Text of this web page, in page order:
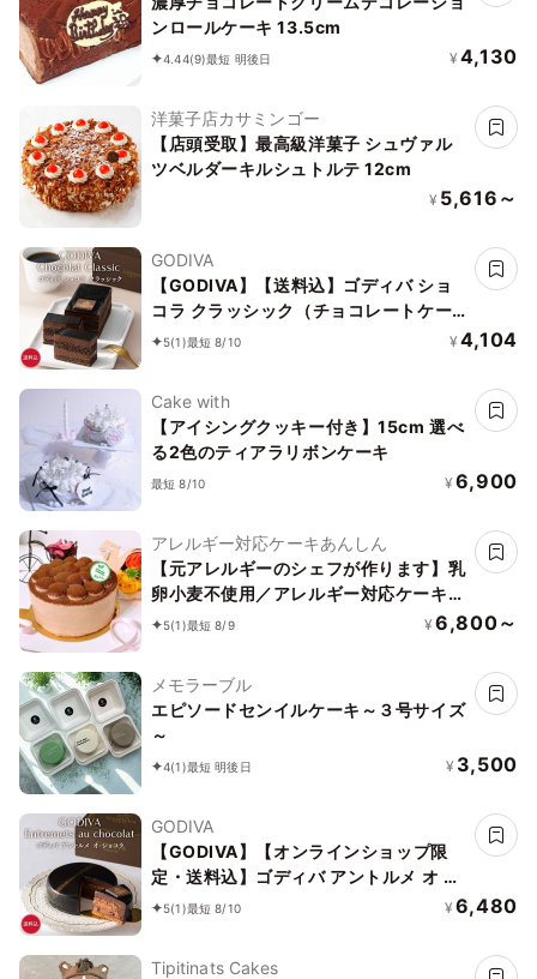
ンロールケーキ 13.5cm
4.44(9)最短 明後日 ¥ 4,130
洋菓子店カサミンゴー
【店頭受取】最高級洋菓子 シュヴァル
ツベルダーキルシュトルテ 12cm
¥ 5,616～
GODIVA
【GODIVA】【送料込】ゴディバ ショ
コラ クラッシック（チョコレートケー
キ）お中元2026
5(1)最短 8/10 ¥ 4,104
Cake with
【アイシングクッキー付き】15cm 選べ
る2色のティアラリボンケーキ
最短 8/10 ¥ 6,900
アレルギー対応ケーキあんしん
【元アレルギーのシェフが作ります】乳
卵小麦不使用／アレルギー対応ケーキ／
チョコレートケーキ4号（12cm）ヴィ
5(1)最短 8/9 ¥ 6,800～
メモラーブル
エピソードセンイルケーキ～３号サイズ
～
4(1)最短 明後日 ¥ 3,500
GODIVA
【GODIVA】【オンラインショップ限
定・送料込】ゴディバ アントルメ オ シ
ョコラ お中元2026
5(1)最短 8/10 ¥ 6,480
Tipitinats Cakes